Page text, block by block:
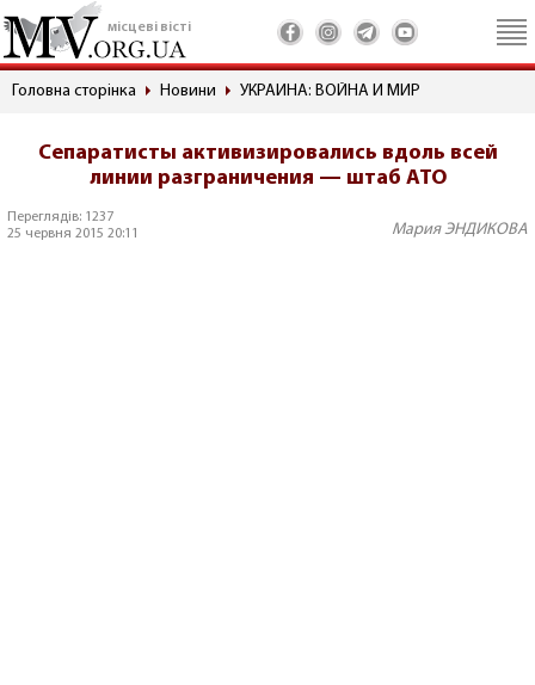
місцеві вісті
Головна сторінка Новини УКРАИНА: ВОЙНА И МИР
Сепаратисты активизировались вдоль всей
линии разграничения — штаб АТО
Переглядів: 1237
25 червня 2015 20:11
Мария ЭНДИКОВА